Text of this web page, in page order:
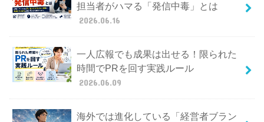
担当者がハマる「発信中毒」とは
2026.06.16
一人広報でも成果は出せる！限られた
時間でPRを回す実践ルール
2026.06.09
海外では進化している「経営者ブラン